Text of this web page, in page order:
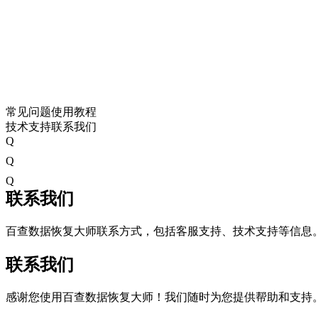
常见问题使用教程
技术支持联系我们
Q
Q
Q
联系我们
百查数据恢复大师联系方式，包括客服支持、技术支持等信息
联系我们
感谢您使用百查数据恢复大师！我们随时为您提供帮助和支持